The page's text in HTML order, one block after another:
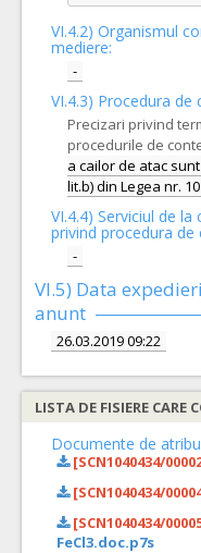
VI.4.2) Organismul
mediere:
-
VI.4.3) Procedura de
Precizari privind
procedurile de
a cailor de atac
lit.b) din Legea nr.
VI.4.4) Serviciul de
privind procedura de
-
VI.5) Data
anunt
26.03.2019 09:22
Documente de
[SCN1040434/
[SCN1040434/
[SCN1040434/
FeCl3.doc.p7s